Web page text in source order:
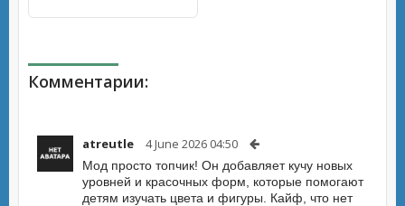
Комментарии:
atreutle 4 June 2026 04:50
Мод просто топчик! Он добавляет кучу новых
уровней и красочных форм, которые помогают
детям изучать цвета и фигуры. Кайф, что нет